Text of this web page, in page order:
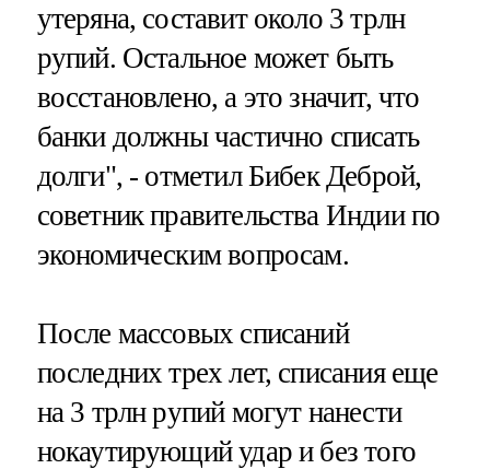
утеряна, составит около 3 трлн
рупий. Остальное может быть
восстановлено, а это значит, что
банки должны частично списать
долги", - отметил Бибек Деброй,
советник правительства Индии по
экономическим вопросам.
После массовых списаний
последних трех лет, списания еще
на 3 трлн рупий могут нанести
нокаутирующий удар и без того